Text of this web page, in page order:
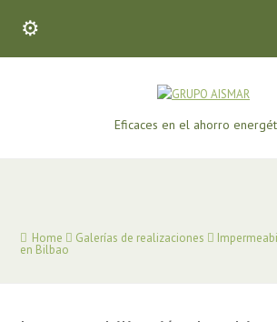
Eficaces en el ahorro
Home Galerías de realizaciones
en Bilbao